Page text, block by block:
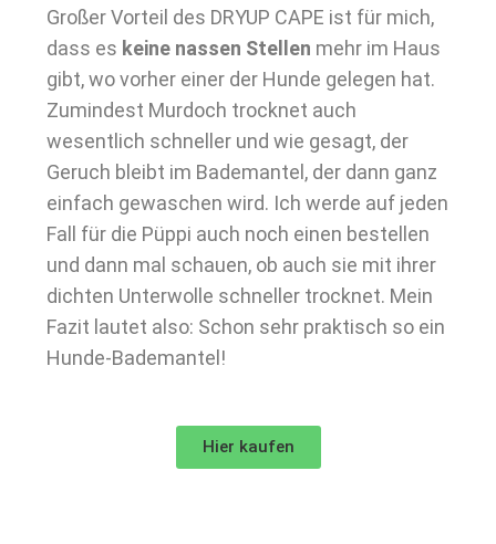
Großer Vorteil des DRYUP CAPE ist für mich,
dass es keine nassen Stellen mehr im Haus
gibt, wo vorher einer der Hunde gelegen hat.
Zumindest Murdoch trocknet auch
wesentlich schneller und wie gesagt, der
Geruch bleibt im Bademantel, der dann ganz
einfach gewaschen wird. Ich werde auf jeden
Fall für die Püppi auch noch einen bestellen
und dann mal schauen, ob auch sie mit ihrer
dichten Unterwolle schneller trocknet. Mein
Fazit lautet also: Schon sehr praktisch so ein
Hunde-Bademantel!
Hier kaufen